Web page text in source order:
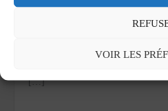
VOIR LES
Plymouth (Royaume-Uni) à
[…]